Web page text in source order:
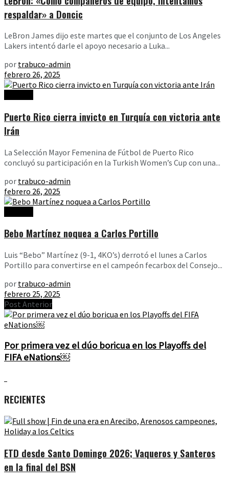
respaldar» a Doncic
LeBron James dijo este martes que el conjunto de Los Angeles
Lakers intentó darle el apoyo necesario a Luka...
por trabuco-admin
febrero 26, 2025
Puerto Rico cierra invicto en Turquía con victoria ante
Irán
La Selección Mayor Femenina de Fútbol de Puerto Rico
concluyó su participación en la Turkish Women’s Cup con una...
por trabuco-admin
febrero 26, 2025
Bebo Martínez noquea a Carlos Portillo
Luis “Bebo” Martínez (9-1, 4KO’s) derrotó el lunes a Carlos
Portillo para convertirse en el campeón fecarbox del Consejo...
por trabuco-admin
febrero 25, 2025
Post Anterior
Por primera vez el dúo boricua en los Playoffs del
FIFA eNations￼
RECIENTES
ETD desde Santo Domingo 2026; Vaqueros y Santeros
en la final del BSN